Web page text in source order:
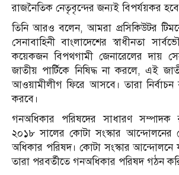
রাজনৈতিক নেতৃবৃন্দের জন্যই বিপর্যয়কর
তিনি আরও বলেন, আমরা প্রসিকিউটর
সেনাবাহিনী বাংলাদেশের স্বাধীনতা
কয়েকজন বিপথগামী জেনারেলের দায়
জাতীয় পার্টিকে নিষিদ্ধ না করলে, এই
আওয়ামীলীগ ফিরে আসবে। তারা নির্বাচন
করবে।
গনঅধিকার পরিষদের সাধারণ সম্পাদক
২০১৮ সালের কোটা সংস্কার আন্দোলনের
অধিকার পরিষদ। কোটা সংস্কার আন্দোলনে
তারা পরবর্তীতে গনঅধিকার পরিষদ গঠন